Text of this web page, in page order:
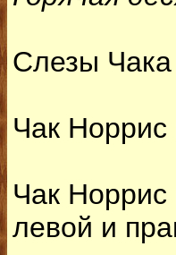
Слезы Чака
Чак Норрис
Чак Норрис
левой и